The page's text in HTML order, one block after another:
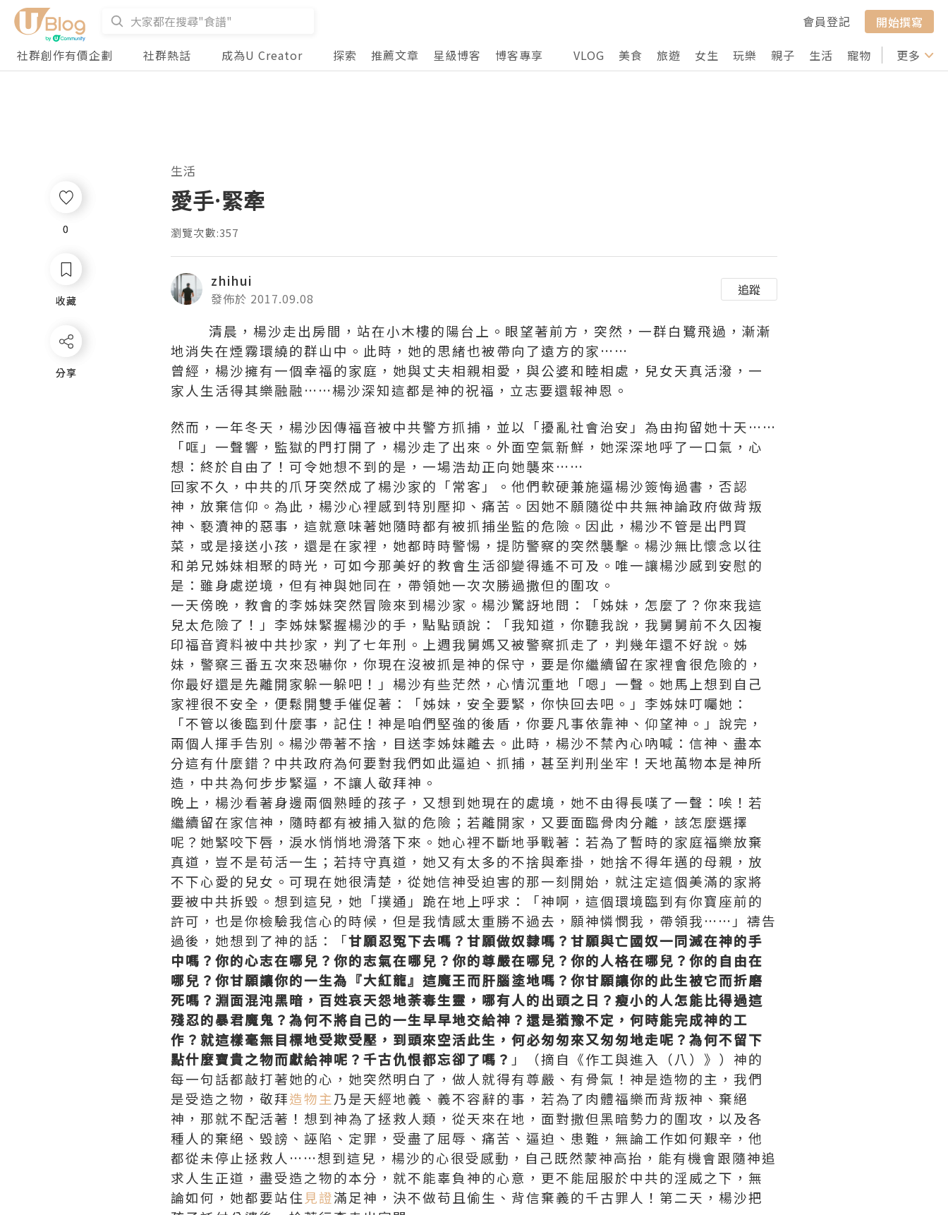
會員登記
開始撰寫
社群創作有價企劃
社群熱話 成為U Creator 探索 推薦文章 星級博客 博客專享 VLOG 美食 旅遊 女生 玩樂 親子 生活 寵物 行山 打卡
更多
0
收藏
分享
生活
愛手·緊牽
瀏覽次數:357
zhihui
發佈於 2017.09.08
追蹤
清晨，楊沙走出房間，站在小木樓的陽台上。眼望著前方，突然，一群白鷺飛過，漸漸
地消失在煙霧環繞的群山中。此時，她的思緒也被帶向了遠方的家……
曾經，楊沙擁有一個幸福的家庭，她與丈夫相親相愛，與公婆和睦相處，兒女天真活潑，一
家人生活得其樂融融……楊沙深知這都是神的祝福，立志要還報神恩。
然而，一年冬天，楊沙因傳福音被中共警方抓捕，並以「擾亂社會治安」為由拘留她十天……
「哐」一聲響，監獄的門打開了，楊沙走了出來。外面空氣新鮮，她深深地呼了一口氣，心
想：終於自由了！可令她想不到的是，一場浩劫正向她襲來……
回家不久，中共的爪牙突然成了楊沙家的「常客」。他們軟硬兼施逼楊沙簽悔過書，否認
神，放棄信仰。為此，楊沙心裡感到特別壓抑、痛苦。因她不願隨從中共無神論政府做背叛
神、褻瀆神的惡事，這就意味著她隨時都有被抓捕坐監的危險。因此，楊沙不管是出門買
菜，或是接送小孩，還是在家裡，她都時時警惕，提防警察的突然襲擊。楊沙無比懷念以往
和弟兄姊妹相聚的時光，可如今那美好的教會生活卻變得遙不可及。唯一讓楊沙感到安慰的
是：雖身處逆境，但有神與她同在，帶領她一次次勝過撒但的圍攻。
一天傍晚，教會的李姊妹突然冒險來到楊沙家。楊沙驚訝地問：「姊妹，怎麼了？你來我這
兒太危險了！」李姊妹緊握楊沙的手，點點頭說：「我知道，你聽我說，我舅舅前不久因複
印福音資料被中共抄家，判了七年刑。上週我舅媽又被警察抓走了，判幾年還不好說。姊
妹，警察三番五次來恐嚇你，你現在沒被抓是神的保守，要是你繼續留在家裡會很危險的，
你最好還是先離開家躲一躲吧！」楊沙有些茫然，心情沉重地「嗯」一聲。她馬上想到自己
家裡很不安全，便鬆開雙手催促著：「姊妹，安全要緊，你快回去吧。」李姊妹叮囑她：
「不管以後臨到什麼事，記住！神是咱們堅強的後盾，你要凡事依靠神、仰望神。」說完，
兩個人揮手告別。楊沙帶著不捨，目送李姊妹離去。此時，楊沙不禁內心吶喊：信神、盡本
分這有什麼錯？中共政府為何要對我們如此逼迫、抓捕，甚至判刑坐牢！天地萬物本是神所
造，中共為何步步緊逼，不讓人敬拜神。
晚上，楊沙看著身邊兩個熟睡的孩子，又想到她現在的處境，她不由得長嘆了一聲：唉！若
繼續留在家信神，隨時都有被捕入獄的危險；若離開家，又要面臨骨肉分離，該怎麼選擇
呢？她緊咬下唇，淚水悄悄地滑落下來。她心裡不斷地爭戰著：若為了暫時的家庭福樂放棄
真道，豈不是苟活一生；若持守真道，她又有太多的不捨與牽掛，她捨不得年邁的母親，放
不下心愛的兒女。可現在她很清楚，從她信神受迫害的那一刻開始，就注定這個美滿的家將
要被中共拆毀。想到這兒，她「撲通」跪在地上呼求：「神啊，這個環境臨到有你寶座前的
許可，也是你檢驗我信心的時候，但是我情感太重勝不過去，願神憐憫我，帶領我……」禱告
過後，她想到了神的話：「甘願忍冤下去嗎？甘願做奴隸嗎？甘願與亡國奴一同滅在神的手
中嗎？你的心志在哪兒？你的志氣在哪兒？你的尊嚴在哪兒？你的人格在哪兒？你的自由在
哪兒？你甘願讓你的一生為『大紅龍』這魔王而肝腦塗地嗎？你甘願讓你的此生被它而折磨
死嗎？淵面混沌黑暗，百姓哀天怨地荼毒生靈，哪有人的出頭之日？瘦小的人怎能比得過這
殘忍的暴君魔鬼？為何不將自己的一生早早地交給神？還是猶豫不定，何時能完成神的工
作？就這樣毫無目標地受欺受壓，到頭來空活此生，何必匆匆來又匆匆地走呢？為何不留下
點什麼寶貴之物而獻給神呢？千古仇恨都忘卻了嗎？ 」（摘自《作工與進入（八）》）神的
每一句話都敲打著她的心，她突然明白了，做人就得有尊嚴、有骨氣！神是造物的主，我們
是受造之物，敬拜造物主乃是天經地義、義不容辭的事，若為了肉體福樂而背叛神、棄絕
神，那就不配活著！想到神為了拯救人類，從天來在地，面對撒但黑暗勢力的圍攻，以及各
種人的棄絕、毀謗、誣陷、定罪，受盡了屈辱、痛苦、逼迫、患難，無論工作如何艱辛，他
都從未停止拯救人……想到這兒，楊沙的心很受感動，自己既然蒙神高抬，能有機會跟隨神追
求人生正道，盡受造之物的本分，就不能辜負神的心意，更不能屈服於中共的淫威之下，無
論如何，她都要站住 見證滿足神，決不做苟且偷生、背信棄義的千古罪人！第二天，楊沙把
0
收藏
分享